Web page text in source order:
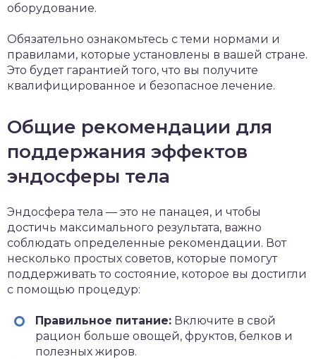
оборудование.
Обязательно ознакомьтесь с теми нормами и
правилами, которые установлены в вашей стране.
Это будет гарантией того, что вы получите
квалифицированное и безопасное лечение.
Общие рекомендации для
поддержания эффектов
эндосферы тела
Эндосфера тела — это не панацея, и чтобы
достичь максимального результата, важно
соблюдать определенные рекомендации. Вот
несколько простых советов, которые помогут
поддерживать то состояние, которое вы достигли
с помощью процедур:
Правильное питание: Включите в свой
рацион больше овощей, фруктов, белков и
полезных жиров.